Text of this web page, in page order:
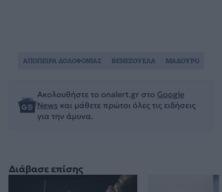
Διάβασε επίσης
Ακολουθήστε το onalert.gr στο Google
News και μάθετε πρώτοι όλες τις ειδήσεις
για την άμυνα.
ΑΠΟΠΕΙΡΑ ΔΟΛΟΦΟΝΙΑΣ ΒΕΝΕΖΟΥΕΛΑ ΜΑΔΟΥΡΟ